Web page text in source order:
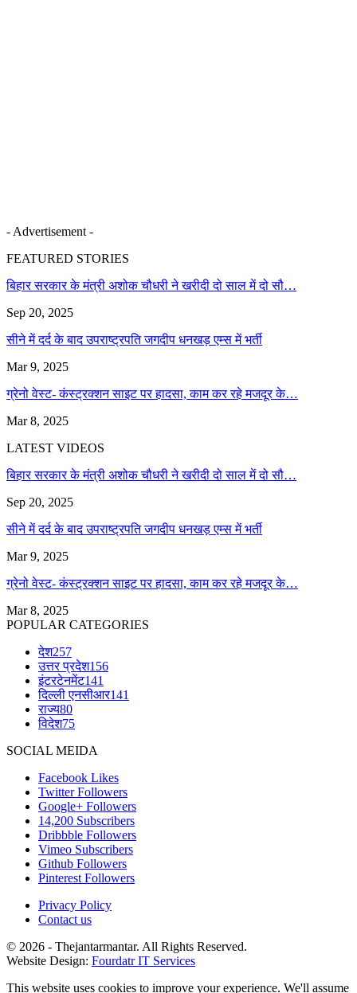
- Advertisement -
FEATURED STORIES
बिहार सरकार के मंत्री अशोक चौधरी ने खरीदी दो साल में दो सौ…
Sep 20, 2025
सीने में दर्द के बाद उपराष्ट्रपति जगदीप धनखड़ एम्स में भर्ती
Mar 9, 2025
ग्रेनो वेस्ट- कंस्ट्रक्शन साइट पर हादसा, काम कर रहे मजदूर के…
Mar 8, 2025
LATEST VIDEOS
बिहार सरकार के मंत्री अशोक चौधरी ने खरीदी दो साल में दो सौ…
Sep 20, 2025
सीने में दर्द के बाद उपराष्ट्रपति जगदीप धनखड़ एम्स में भर्ती
Mar 9, 2025
ग्रेनो वेस्ट- कंस्ट्रक्शन साइट पर हादसा, काम कर रहे मजदूर के…
Mar 8, 2025
POPULAR CATEGORIES
देश257
उत्तर प्रदेश156
इंटरटेनमेंट141
दिल्ली एनसीआर141
राज्य80
विदेश75
SOCIAL MEIDA
Facebook Likes
Twitter Followers
Google+ Followers
14,200 Subscribers
Dribbble Followers
Vimeo Subscribers
Github Followers
Pinterest Followers
Privacy Policy
Contact us
© 2026 - Thejantarmantar. All Rights Reserved.
Website Design: Fourdatr IT Services
This website uses cookies to improve your experience. We'll assume